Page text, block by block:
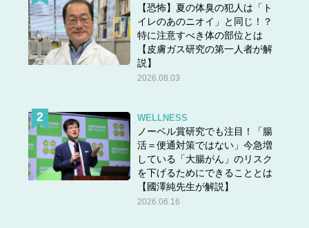
【恐怖】夏の体臭の犯人は「ト
イレのあのニオイ」と同じ！？
特に注意すべき体の部位とは
【皮膚ガス研究の第一人者が解
説】
2026.08.03
WELLNESS
ノーベル賞研究でも注目！「腸
活＝便通対策ではない」今急増
している「大腸がん」のリスク
を下げるためにできることとは
【國澤純先生が解説】
2026.06.16